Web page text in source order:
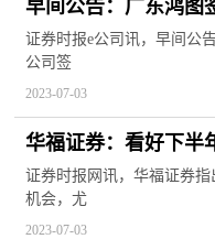
早间公告：广东鸿图
研发合作协议；卫宁
证券时报e公司讯，早间公
公司签
2023-07-03
华福证券：看好下半
当前资讯
证券时报网讯，华福证券
机会，尤
2023-07-03